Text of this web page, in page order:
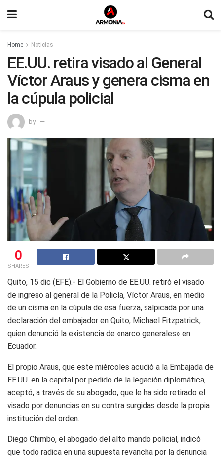
Home Noticias
EE.UU. retira visado al General
Víctor Araus y genera cisma en
la cúpula policial
by
0
SHARES
Quito, 15 dic (EFE).- El Gobierno de EE.UU. retiró el visado
de ingreso al general de la Policía, Víctor Araus, en medio
de un cisma en la cúpula de esa fuerza, salpicada por una
declaración del embajador en Quito, Michael Fitzpatrick,
quien denunció la existencia de «narco generales» en
Ecuador.
El propio Araus, que este miércoles acudió a la Embajada de
EE.UU. en la capital por pedido de la legación diplomática,
aceptó, a través de su abogado, que le ha sido retirado el
visado por denuncias en su contra surgidas desde la propia
institución del orden.
Diego Chimbo, el abogado del alto mando policial, indicó
que todo radica en una supuesta revancha por la denuncia